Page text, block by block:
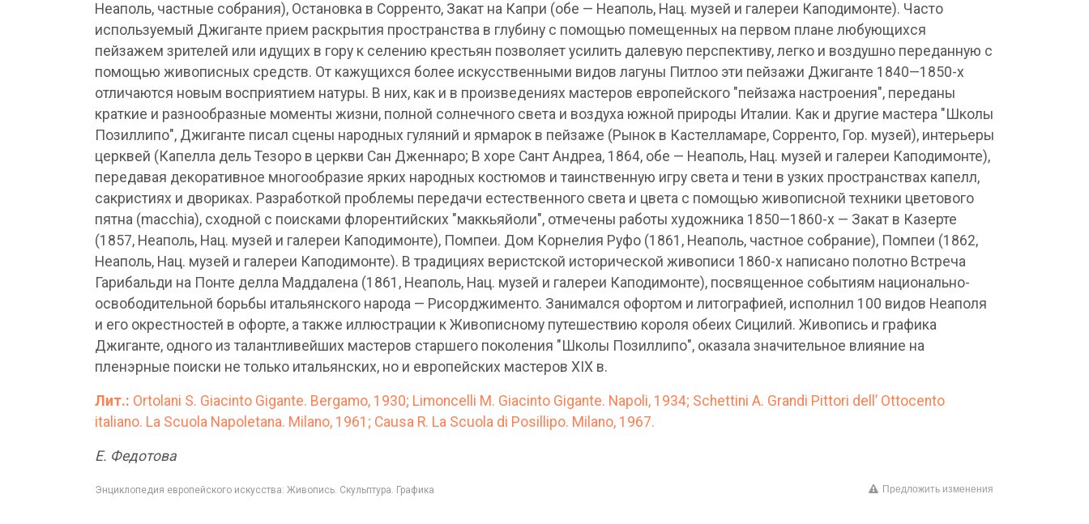
Неаполь, частные собрания), Остановка в Сорренто, Закат на Капри (обе — Неаполь, Нац. музей и галереи Каподимонте). Часто
используемый Джиганте прием раскрытия пространства в глубину с помощью помещенных на первом плане любующихся
пейзажем зрителей или идущих в гору к селению крестьян позволяет усилить далевую перспективу, легко и воздушно переданную с
помощью живописных средств. От кажущихся более искусственными видов лагуны Питлоо эти пейзажи Джиганте 1840—1850-х
отличаются новым восприятием натуры. В них, как и в произведениях мастеров европейского "пейзажа настроения", переданы
краткие и разнообразные моменты жизни, полной солнечного света и воздуха южной природы Италии. Как и другие мастера "Школы
Позиллипо", Джиганте писал сцены народных гуляний и ярмарок в пейзаже (Рынок в Кастелламаре, Сорренто, Гор. музей), интерьеры
церквей (Капелла дель Тезоро в церкви Сан Дженнаро; В хоре Сант Андреа, 1864, обе — Неаполь, Нац. музей и галереи Каподимонте),
передавая декоративное многообразие ярких народных костюмов и таинственную игру света и тени в узких пространствах капелл,
сакристиях и двориках. Разработкой проблемы передачи естественного света и цвета с помощью живописной техники цветового
пятна (macchia), сходной с поисками флорентийских "маккьяйоли", отмечены работы художника 1850—1860-х — Закат в Казерте
(1857, Неаполь, Нац. музей и галереи Каподимонте), Помпеи. Дом Корнелия Руфо (1861, Неаполь, частное собрание), Помпеи (1862,
Неаполь, Нац. музей и галереи Каподимонте). В традициях веристской исторической живописи 1860-х написано полотно Встреча
Гарибальди на Понте делла Маддалена (1861, Неаполь, Нац. музей и галереи Каподимонте), посвященное событиям национально-
освободительной борьбы итальянского народа — Рисорджименто. Занимался офортом и литографией, исполнил 100 видов Неаполя
и его окрестностей в офорте, а также иллюстрации к Живописному путешествию короля обеих Сицилий. Живопись и графика
Джиганте, одного из талантливейших мастеров старшего поколения "Школы Позиллипо", оказала значительное влияние на
пленэрные поиски не только итальянских, но и европейских мастеров XIX в.
Лит.: Ortolani S. Giacinto Gigante. Bergamo, 1930; Limoncelli M. Giacinto Gigante. Napoli, 1934; Schettini A. Grandi Pittori dell’ Ottocento
italiano. La Scuola Napoletana. Milano, 1961; Causa R. La Scuola di Posillipo. Milano, 1967.
Е. Федотова
Энциклопедия европейского искусства: Живопись. Скульптура. Графика Предложить изменения